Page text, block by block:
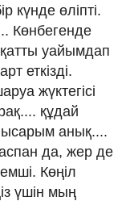
күнде өліпті.
Көнбегенде
уайымдап
еткізді.
жүктегісі
құдай
анық....
да, жер де
Көңіл
үшін мың